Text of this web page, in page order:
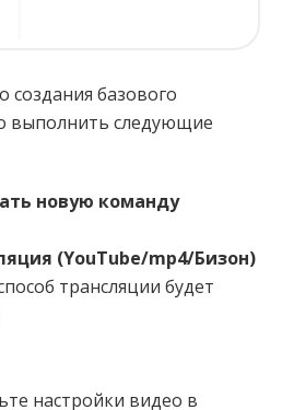
создания базового
выполнить следующие
новую команду
(YouTube/mp4/Бизон)
трансляции будет
настройки видео в